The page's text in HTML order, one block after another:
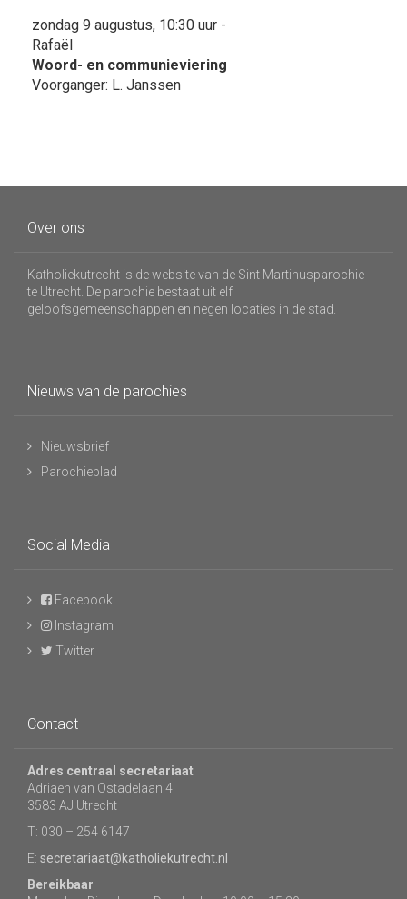
zondag 9 augustus, 10:30 uur -
Rafaël
Woord- en communieviering
Voorganger: L. Janssen
Over ons
Katholiekutrecht is de website van de Sint Martinusparochie
te Utrecht. De parochie bestaat uit elf
geloofsgemeenschappen en negen locaties in de stad.
Nieuws van de parochies
Nieuwsbrief
Parochieblad
Social Media
Facebook
Instagram
Twitter
Contact
Adres centraal secretariaat
Adriaen van Ostadelaan 4
3583 AJ Utrecht
T: 030 – 254 6147
E: secretariaat@katholiekutrecht.nl
Bereikbaar